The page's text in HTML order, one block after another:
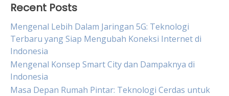
Recent Posts
Mengenal Lebih Dalam Jaringan 5G: Teknologi
Terbaru yang Siap Mengubah Koneksi Internet di
Indonesia
Mengenal Konsep Smart City dan Dampaknya di
Indonesia
Masa Depan Rumah Pintar: Teknologi Cerdas untuk